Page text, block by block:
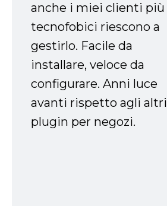
anche i miei clienti più
tecnofobici riescono a
gestirlo. Facile da
installare, veloce da
configurare. Anni luce
avanti rispetto agli altri
plugin per negozi.